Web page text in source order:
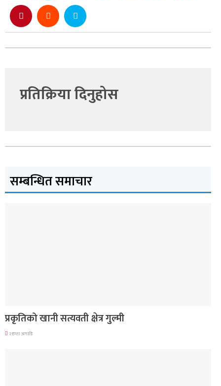
प्रतिक्रिया दिनुहोस
सम्बन्धित समाचार
प्रकृतिको खानी सत्यवती क्षेत्र गुल्मी
२ हप्ता अगाडि